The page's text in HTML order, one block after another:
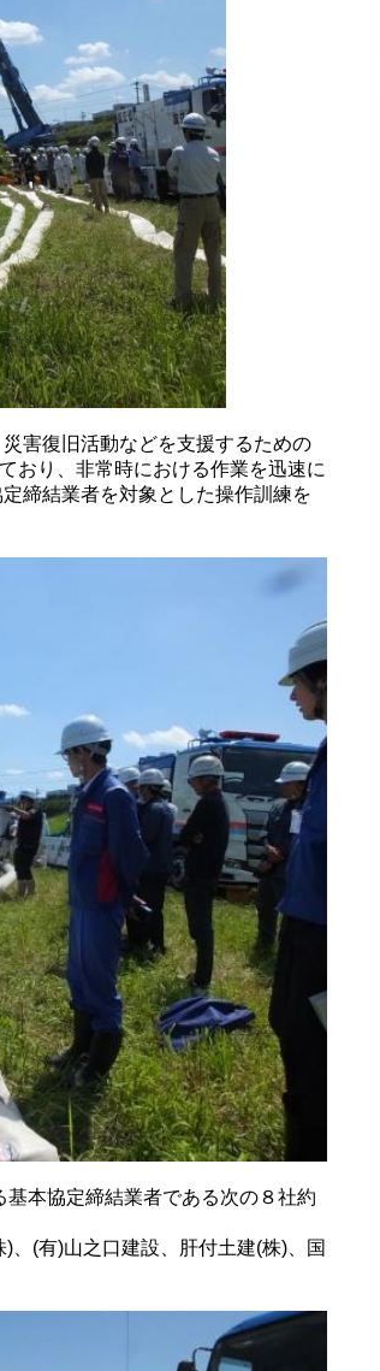
害復旧活動などを支援するための
おり、非常時における作業を迅速に
締結業者を対象とした操作訓練を
本協定締結業者である次の８社約
(有)山之口建設、肝付土建(株)、国